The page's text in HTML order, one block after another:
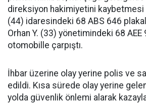
direksiyon hakimiyetini kaybetmesi
(44) idaresindeki 68 ABS 646
Orhan Y. (33) yönetimindeki 68 AEE
otomobille çarpıştı.
İhbar üzerine olay yerine polis ve
edildi. Kısa sürede olay yerine
yolda güvenlik önlemi alarak